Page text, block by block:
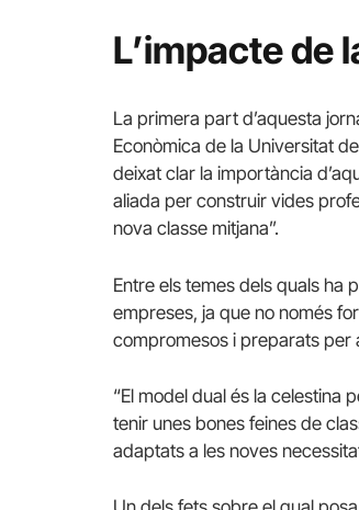
L’impacte de
La primera part d’aquesta
Econòmica de la Universitat
deixat clar la importància
aliada per construir vides
nova classe mitjana”.
Entre els temes dels quals ha
empreses, ja que no només
compromesos i preparats per
“El model dual és la celestina
tenir unes bones feines de
adaptats a les noves